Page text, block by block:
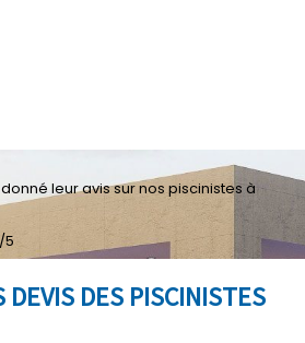
DEVIS DES PISCINISTES
leuravis sur nos piscinistes à
/5